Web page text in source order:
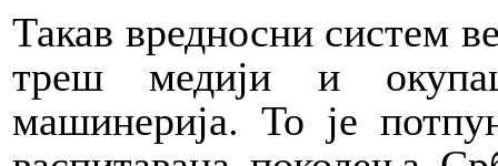
Такав вредносни систем
треш медији и
машинерија. То је